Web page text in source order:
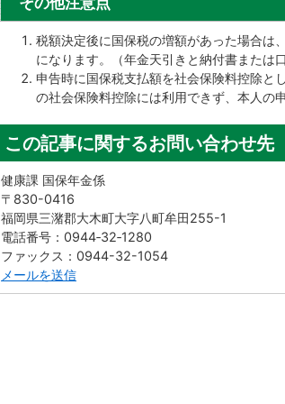
税額決定後に国保税の増額があった場合は
になります。（年金天引きと納付書または
申告時に国保税支払額を社会保険料控除と
の社会保険料控除には利用できず、本人の
この記事に関するお問い合わせ先
健康課 国保年金係
〒830-0416
福岡県三潴郡大木町大字八町牟田255-1
電話番号：0944‐32‐1280
ファックス：0944-32-1054
メールを送信